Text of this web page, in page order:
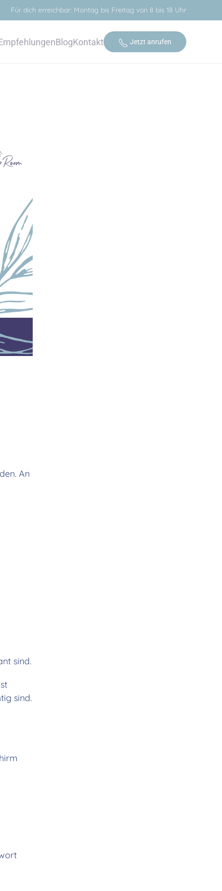
Für dich erreichbar: Montag bis Freitag von 8 bis 18 Uhr
BlogKontakt Jetzt anrufen
An
sind.
sind.